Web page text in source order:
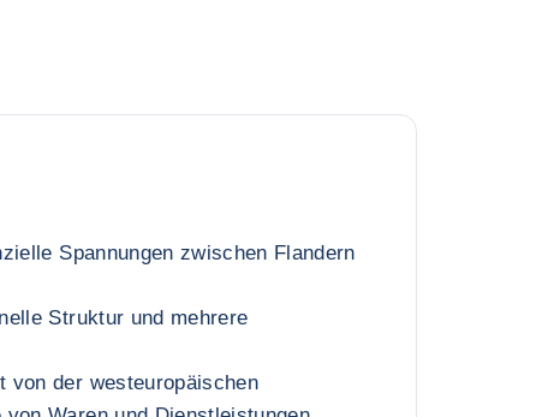
Spannungen zwischen Flandern
Struktur und mehrere
von der westeuropäischen